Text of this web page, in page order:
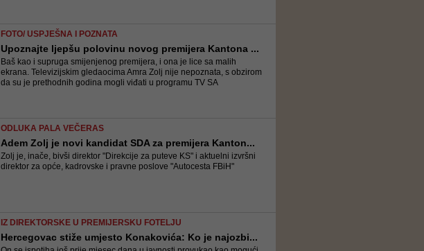
FOTO/ USPJEŠNA I POZNATA
Upoznajte ljepšu polovinu novog premijera Kantona ...
Baš kao i supruga smijenjenog premijera, i ona je lice sa malih
ekrana. Televizijskim gledaocima Amra Zolj nije nepoznata, s obzirom
da su je prethodnih godina mogli viđati u programu TV SA
ODLUKA PALA VEČERAS
Adem Zolj je novi kandidat SDA za premijera Kanton...
Zolj je, inače, bivši direktor "Direkcije za puteve KS" i aktuelni izvršni
direktor za opće, kadrovske i pravne poslove "Autocesta FBiH"
IZ DIREKTORSKE U PREMIJERSKU FOTELJU
Hercegovac stiže umjesto Konakovića: Ko je najozbi...